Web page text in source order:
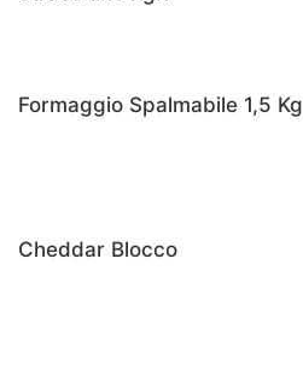
Formaggio Spalmabile 1,5 Kg
Cheddar Blocco